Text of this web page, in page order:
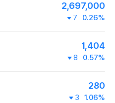
2,697,000
7 0.26%
1,404
8 0.57%
280
3 1.06%